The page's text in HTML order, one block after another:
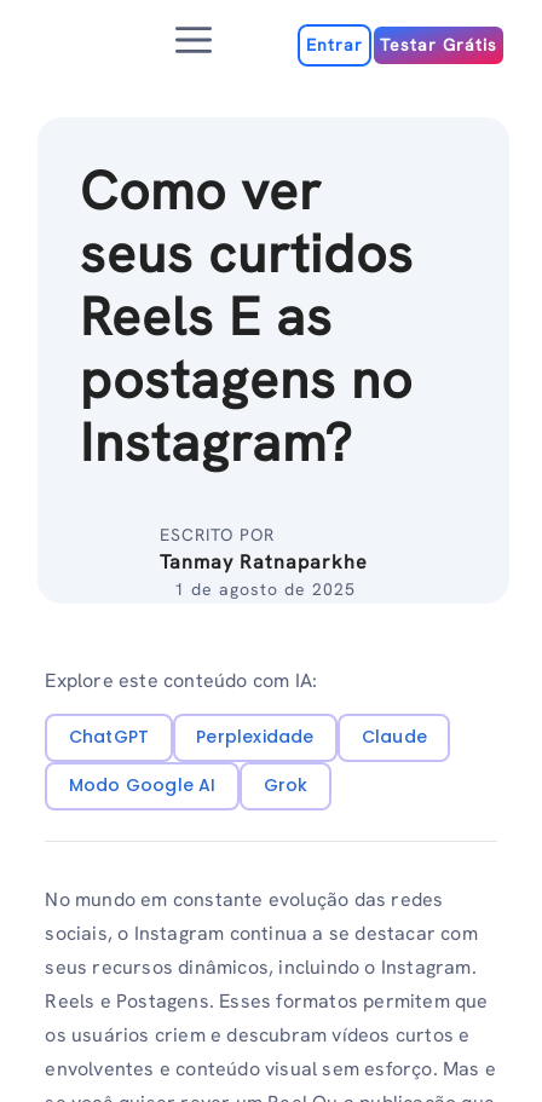
MenuEntrar Testar Grátis
Como ver
seus curtidos
Reels E as
postagens no
Instagram?
ESCRITO POR
Tanmay Ratnaparkhe
1 de agosto de 2025
Explore este conteúdo com IA:
ChatGPT Perplexidade
Claude
Modo Google AI
Grok
No mundo em constante evolução das redes
sociais, o Instagram continua a se destacar com
seus recursos dinâmicos, incluindo o Instagram.
Reels e Postagens. Esses formatos permitem que
os usuários criem e descubram vídeos curtos e
envolventes e conteúdo visual sem esforço. Mas e